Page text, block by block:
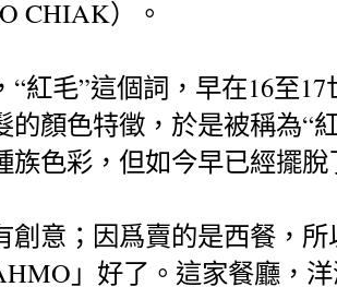
CHIAK）。
“紅毛”這個詞，早在16至
的顏色特徵，於是被稱為“
族色彩，但如今早已經擺
創意；因爲賣的是西餐，所
」好了。這家餐廳，